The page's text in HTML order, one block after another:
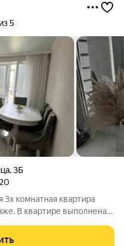
5
,3Б
комнатная квартира
В квартире выполнена
кухне и балконе! На